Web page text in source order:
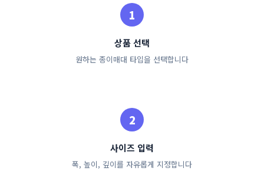
상품 선택
원하는 종이매대 타입을 선택합니다
사이즈 입력
폭, 높이, 깊이를 자유롭게 지정합니다